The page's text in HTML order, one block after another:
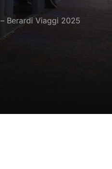
Tour organizzati
Online
privati
Navetta Autobus da Ciampino
Autobus per Tour privati
Berardi Viaggi 2025